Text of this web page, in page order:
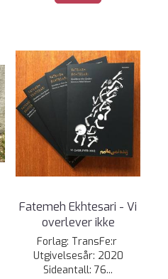
Fatemeh Ekhtesari - Vi
overlever ikke
Forlag: TransFe:r
Utgivelsesår: 2020
Sideantall: 76...